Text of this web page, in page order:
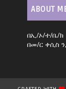
ABOUT
በኢ/ኦ/ተ/ቤ/
በመ/ር ቀሲስ